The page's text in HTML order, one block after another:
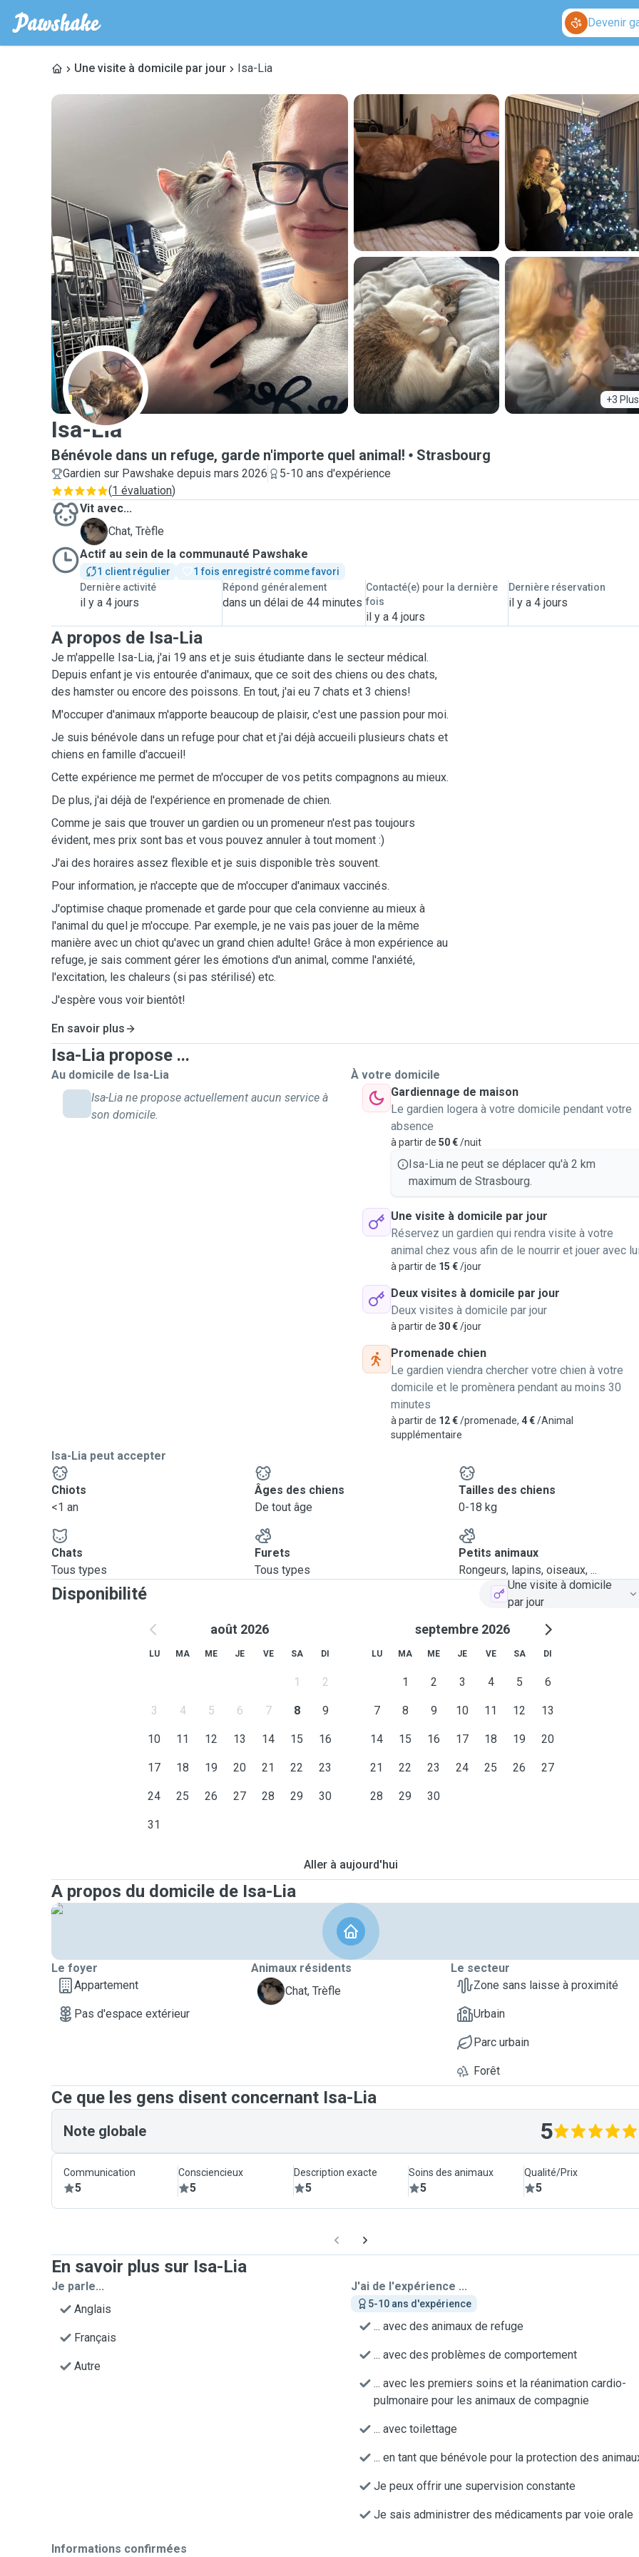
Devenir
Une visite à domicile par jour Isa-Lia
+3 Plus
I
Isa-Lia
Bénévole dans un refuge, garde n'importe quel animal! Strasbourg
Gardien sur Pawshake depuis mars 2026
5-10 ans d'expérience
(1 évaluation)
Vit avec...
T
Chat, Trèfle
Actif au sein de la communauté Pawshake
1 client régulier
1 fois enregistré comme favori
Dernière activité
il y a 4 jours
Répond généralement
dans un délai de 44 minutes
Contacté(e) pour la dernière
fois
il y a 4 jours
Dernière réservation
il y a 4 jours
A propos de Isa-Lia
Je m'appelle Isa-Lia, j'ai 19 ans et je suis étudiante dans le secteur médical.
Depuis enfant je vis entourée d'animaux, que ce soit des chiens ou des chats,
des hamster ou encore des poissons. En tout, j'ai eu 7 chats et 3 chiens!
M'occuper d'animaux m'apporte beaucoup de plaisir, c'est une passion pour moi.
Je suis bénévole dans un refuge pour chat et j'ai déjà accueili plusieurs chats et
chiens en famille d'accueil!
Cette expérience me permet de m'occuper de vos petits compagnons au mieux.
De plus, j'ai déjà de l'expérience en promenade de chien.
Comme je sais que trouver un gardien ou un promeneur n'est pas toujours
évident, mes prix sont bas et vous pouvez annuler à tout moment :)
J'ai des horaires assez flexible et je suis disponible très souvent.
Pour information, je n'accepte que de m'occuper d'animaux vaccinés.
J'optimise chaque promenade et garde pour que cela convienne au mieux à
l'animal du quel je m'occupe. Par exemple, je ne vais pas jouer de la même
manière avec un chiot qu'avec un grand chien adulte! Grâce à mon expérience au
refuge, je sais comment gérer les émotions d'un animal, comme l'anxiété,
l'excitation, les chaleurs (si pas stérilisé) etc.
J'espère vous voir bientôt!
En savoir plus
Isa-Lia propose ...
Au domicile de Isa-Lia
Isa-Lia ne propose actuellement aucun service à
son domicile.
À votre domicile
Gardiennage de maison
Le gardien logera à votre domicile pendant votre
absence
à partir de 50 €/nuit
Isa-Lia ne peut se déplacer qu'à 2 km
maximum de Strasbourg.
Une visite à domicile par jour
Réservez un gardien qui rendra visite à votre
animal chez vous afin de le nourrir et jouer avec
à partir de 15 €/jour
Deux visites à domicile par jour
Deux visites à domicile par jour
à partir de 30 €/jour
Promenade chien
Le gardien viendra chercher votre chien à votre
domicile et le promènera pendant au moins 30
minutes
à partir de 12 €/promenade, 4 €/Animal
supplémentaire
Isa-Lia peut accepter
Chiots
<1 an
Âges des chiens
De tout âge
Tailles des chiens
0-18 kg
Chats
Tous types
Furets
Tous types
Petits animaux
Rongeurs, lapins, oiseaux, ...
Disponibilité
Une visite à domicile
par jour
août 2026
LU MA ME JE VE SA DI
1 2
3 4 5 6 7 8 9
10 11 12 13 14 15 16
17 18 19 20 21 22 23
24 25 26 27 28 29 30
31
septembre 2026
LU MA ME JE VE SA DI
1 2 3 4 5 6
7 8 9 10 11 12 13
14 15 16 17 18 19 20
21 22 23 24 25 26 27
28 29 30
Aller à aujourd'hui
A propos du domicile de Isa-Lia
Le foyer
Appartement
Pas d'espace extérieur
Animaux résidents
T
Chat, Trèfle
Le secteur
Zone sans laisse à proximité
Urbain
Parc urbain
Forêt
Ce que les gens disent concernant Isa-Lia
Note globale 5
Communication
5
Consciencieux
5
Description exacte
5
Soins des animaux
5
Qualité/Prix
5
En savoir plus sur Isa-Lia
Je parle...
Anglais
Français
Autre
J'ai de l'expérience ...
5-10 ans d'expérience
... avec des animaux de refuge
... avec des problèmes de comportement
... avec les premiers soins et la réanimation cardio-
pulmonaire pour les animaux de compagnie
... avec toilettage
... en tant que bénévole pour la protection des
Je peux offrir une supervision constante
Je sais administrer des médicaments par voie orale
Informations confirmées